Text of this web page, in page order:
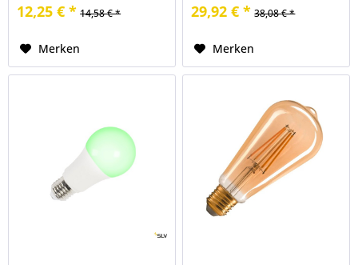
12,25 € * 14,58 € *
Merken
29,92 € * 38,08 € *
Merken